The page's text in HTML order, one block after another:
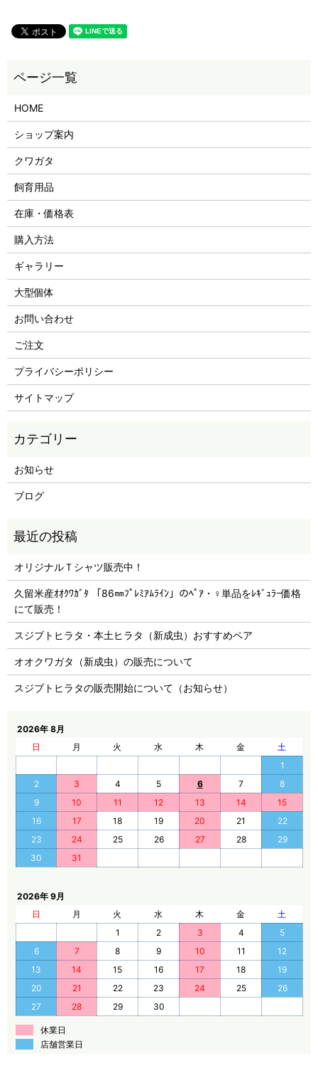
HOME
ショップ案内
クワガタ
飼育用品
在庫・価格表
購入方法
ギャラリー
大型個体
お問い合わせ
ご注文
プライバシーポリシー
サイトマップ
お知らせ
ブログ
オリジナルＴシャツ販売中！
久留米産ｵｵｸﾜｶﾞﾀ 「86㎜ﾌﾟﾚﾐｱﾑﾗｲﾝ」のﾍﾟｱ・♀単品をﾚｷﾞｭﾗｰ価格
にて販売！
スジブトヒラタ・本土ヒラタ（新成虫）おすすめペア
オオクワガタ（新成虫）の販売について
スジブトヒラタの販売開始について（お知らせ）
2026年 8月
日
月 火 水 木 金
土
1
2
3 4 5 6 7
8
9
10 11 12 13 14
15
16
17 18 19 20 21
22
23
24 25 26 27 28
29
30
31
2026年 9月
日
月 火 水 木 金
土
1
2 3 4
5
6
7 8 9 10 11
12
13
14 15 16 17 18
19
20
21 22 23 24 25
26
27
28 29 30
休業日
店舗営業日